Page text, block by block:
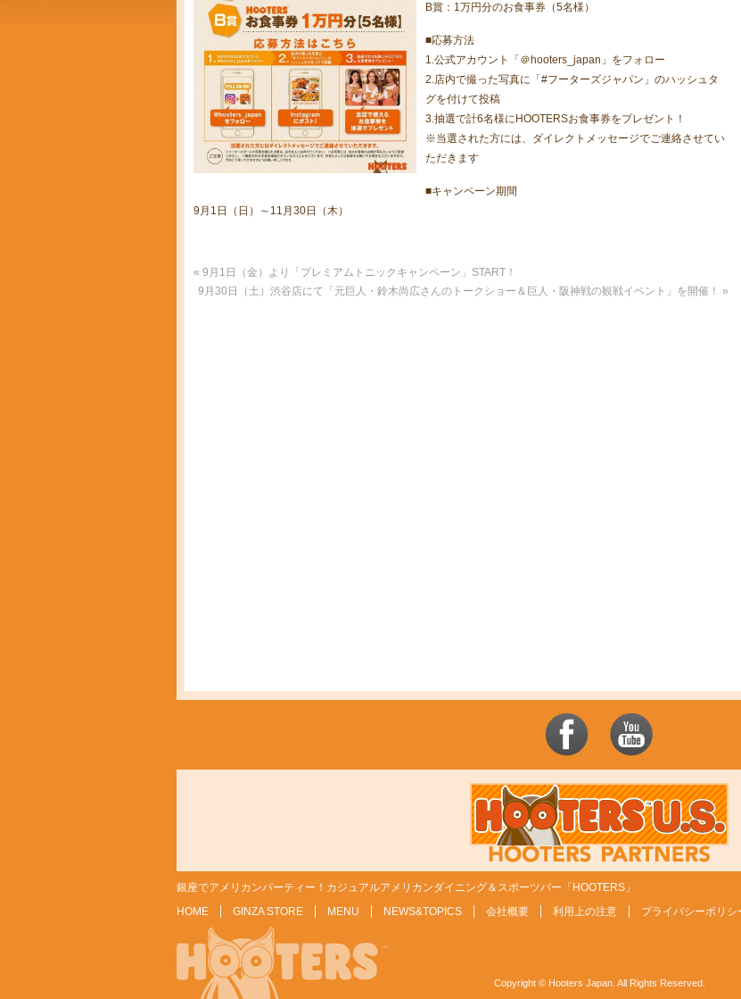
B賞：1万円分のお食事券（5名様）
■応募方法
1.公式アカウント「＠hooters_japan」をフォロー
2.店内で撮った写真に「#フーターズジャパン」のハッシュタ
グを付けて投稿
3.抽選で計6名様にHOOTERSお食事券をプレゼント！
※当選された方には、ダイレクトメッセージでご連絡させてい
ただきます
■キャンペーン期間
9月1日（日）～11月30日（木）
« 9月1日（金）より「プレミアムトニックキャンペーン」START！
9月30日（土）渋谷店にて「元巨人・鈴木尚広さんのトークショー＆巨人・阪神戦の観戦イベント」を開催！ »
銀座でアメリカンパーティー！カジュアルアメリカンダイニング＆スポーツバー「HOOTERS」
HOME
GINZA STORE MENU NEWS&TOPICS 会社概要 利用上の注意 プライバシーポリシ
Copyright © Hooters Japan. All Rights Reserved.